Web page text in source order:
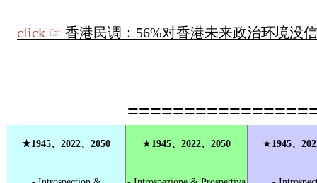
click ☞ 香港民调：56%对香港未来政治环境没
★1945、2022、2050 ★1945、2022、2050 ★1945、